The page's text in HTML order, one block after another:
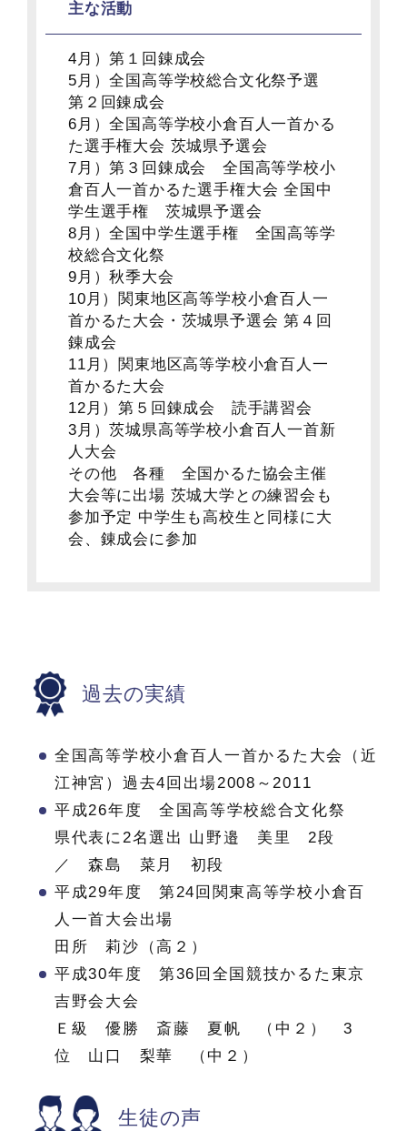
主な活動
4月）第１回錬成会
5月）全国高等学校総合文化祭予選
第２回錬成会
6月）全国高等学校小倉百人一首かる
た選手権大会 茨城県予選会
7月）第３回錬成会 全国高等学校小
倉百人一首かるた選手権大会 全国中
学生選手権 茨城県予選会
8月）全国中学生選手権 全国高等学
校総合文化祭
9月）秋季大会
10月）関東地区高等学校小倉百人一
首かるた大会・茨城県予選会 第４回
錬成会
11月）関東地区高等学校小倉百人一
首かるた大会
12月）第５回錬成会 読手講習会
3月）茨城県高等学校小倉百人一首新
人大会
その他 各種 全国かるた協会主催
大会等に出場 茨城大学との練習会も
参加予定 中学生も高校生と同様に大
会、錬成会に参加
過去の実績
全国高等学校小倉百人一首かるた大会（近
江神宮）過去4回出場2008～2011
平成26年度 全国高等学校総合文化祭
県代表に2名選出 山野邉 美里 2段
／ 森島 菜月 初段
平成29年度 第24回関東高等学校小倉百
人一首大会出場
田所 莉沙（高２）
平成30年度 第36回全国競技かるた東京
吉野会大会
Ｅ級 優勝 斎藤 夏帆 （中２） 3
位 山口 梨華 （中２）
生徒の声